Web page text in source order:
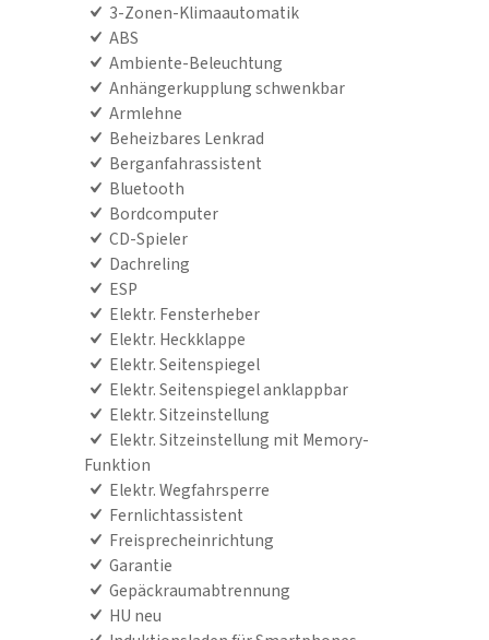
3-Zonen-Klimaautomatik
ABS
Ambiente-Beleuchtung
Anhängerkupplung schwenkbar
Armlehne
Beheizbares Lenkrad
Berganfahrassistent
Bluetooth
Bordcomputer
CD-Spieler
Dachreling
ESP
Elektr. Fensterheber
Elektr. Heckklappe
Elektr. Seitenspiegel
Elektr. Seitenspiegel anklappbar
Elektr. Sitzeinstellung
Elektr. Sitzeinstellung mit Memory-
Funktion
Elektr. Wegfahrsperre
Fernlichtassistent
Freisprecheinrichtung
Garantie
Gepäckraumabtrennung
HU neu